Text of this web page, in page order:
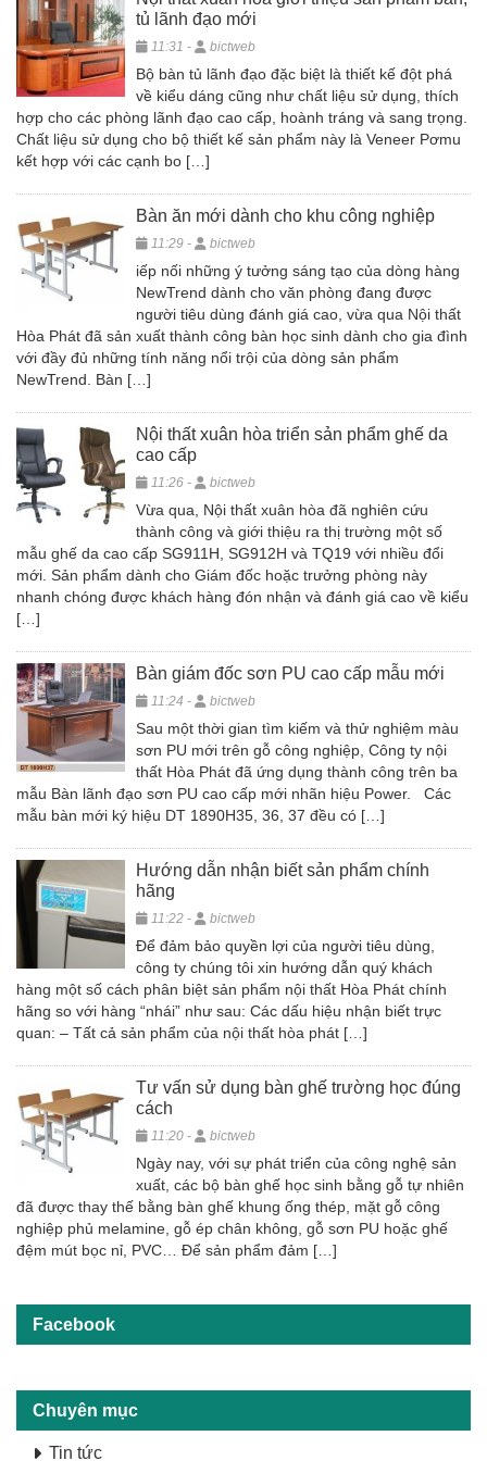
tủ lãnh đạo mới
11:31 - bictweb
Bộ bàn tủ lãnh đạo đặc biệt là thiết kế đột phá
về kiểu dáng cũng như chất liệu sử dụng, thích
hợp cho các phòng lãnh đạo cao cấp, hoành tráng và sang trọng.
Chất liệu sử dụng cho bộ thiết kế sản phẩm này là Veneer Pơmu
kết hợp với các cạnh bo […]
Bàn ăn mới dành cho khu công nghiệp
11:29 - bictweb
iếp nối những ý tưởng sáng tạo của dòng hàng
NewTrend dành cho văn phòng đang được
người tiêu dùng đánh giá cao, vừa qua Nội thất
Hòa Phát đã sản xuất thành công bàn học sinh dành cho gia đình
với đầy đủ những tính năng nổi trội của dòng sản phẩm
NewTrend. Bàn […]
Nội thất xuân hòa triển sản phẩm ghế da
cao cấp
11:26 - bictweb
Vừa qua, Nội thất xuân hòa đã nghiên cứu
thành công và giới thiệu ra thị trường một số
mẫu ghế da cao cấp SG911H, SG912H và TQ19 với nhiều đổi
mới. Sản phẩm dành cho Giám đốc hoặc trưởng phòng này
nhanh chóng được khách hàng đón nhận và đánh giá cao về kiểu
[…]
Bàn giám đốc sơn PU cao cấp mẫu mới
11:24 - bictweb
Sau một thời gian tìm kiếm và thử nghiệm màu
sơn PU mới trên gỗ công nghiệp, Công ty nội
thất Hòa Phát đã ứng dụng thành công trên ba
mẫu Bàn lãnh đạo sơn PU cao cấp mới nhãn hiệu Power. Các
mẫu bàn mới ký hiệu DT 1890H35, 36, 37 đều có […]
Hướng dẫn nhận biết sản phẩm chính
hãng
11:22 - bictweb
Để đảm bảo quyền lợi của người tiêu dùng,
công ty chúng tôi xin hướng dẫn quý khách
hàng một số cách phân biệt sản phẩm nội thất Hòa Phát chính
hãng so với hàng “nhái” như sau: Các dấu hiệu nhận biết trực
quan: – Tất cả sản phẩm của nội thất hòa phát […]
Tư vấn sử dụng bàn ghế trường học đúng
cách
11:20 - bictweb
Ngày nay, với sự phát triển của công nghệ sản
xuất, các bộ bàn ghế học sinh bằng gỗ tự nhiên
đã được thay thế bằng bàn ghế khung ống thép, mặt gỗ công
nghiệp phủ melamine, gỗ ép chân không, gỗ sơn PU hoặc ghế
đệm mút bọc nỉ, PVC… Để sản phẩm đảm […]
Facebook
Chuyên mục
Tin tức